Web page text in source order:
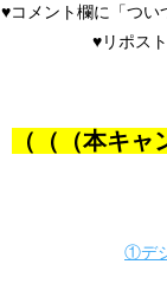
♥コメント欄に「つい
♥リポス
（（（本キャ
①デ